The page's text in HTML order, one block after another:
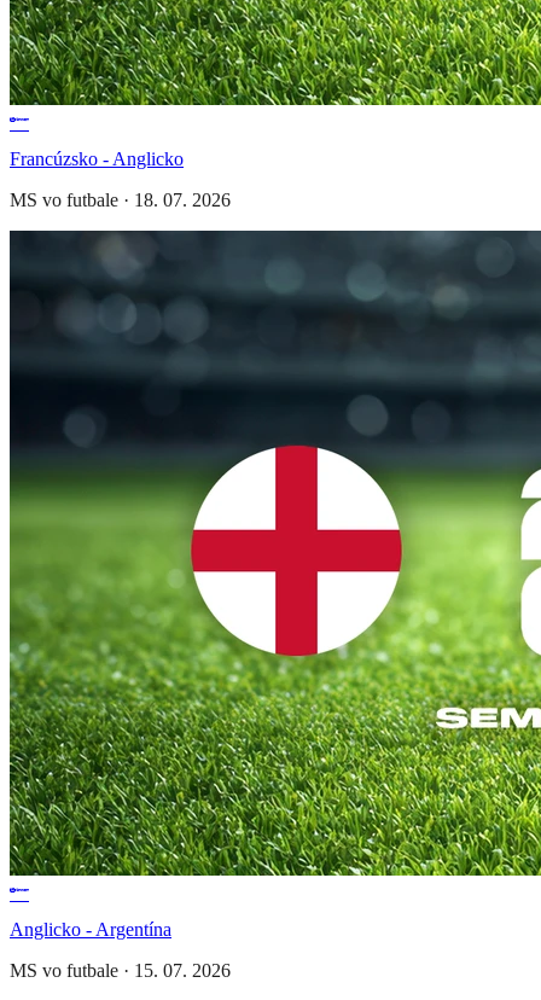
Francúzsko - Anglicko
MS vo futbale · 18. 07. 2026
Anglicko - Argentína
MS vo futbale · 15. 07. 2026